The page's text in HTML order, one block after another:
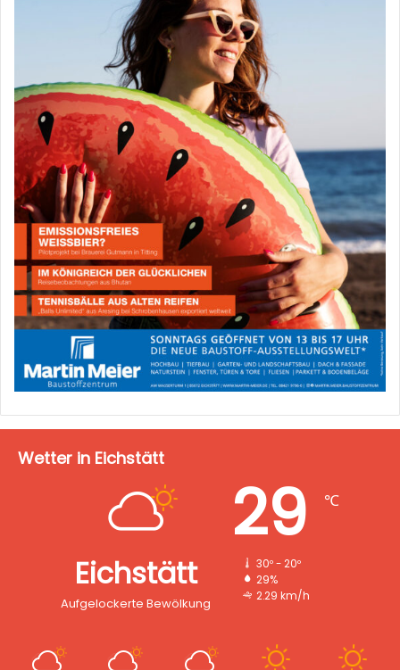
Wetter in Eichstätt
Eichstätt
Aufgelockerte Bewölkung
29 ℃
30º - 20º
29%
2.29 km/h